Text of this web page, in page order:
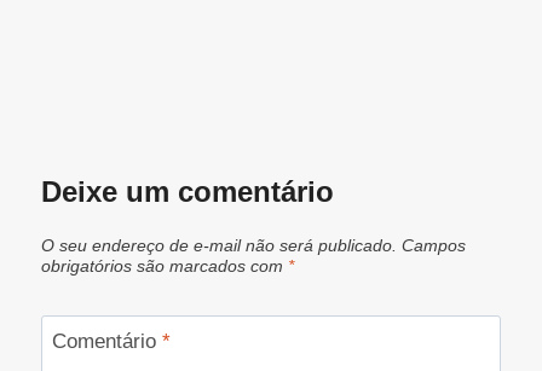
Deixe um comentário
O seu endereço de e-mail não será publicado. Campos
obrigatórios são marcados com *
Comentário *